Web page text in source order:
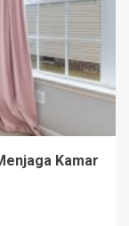
Kamar